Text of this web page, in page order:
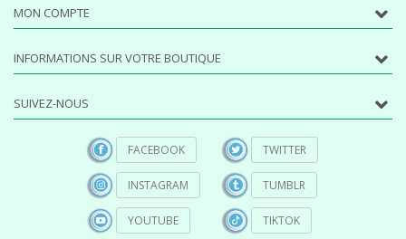
MON COMPTE
INFORMATIONS SUR VOTRE BOUTIQUE
SUIVEZ-NOUS
FACEBOOK
INSTAGRAM
YOUTUBE
TWITTER
TUMBLR
TIKTOK